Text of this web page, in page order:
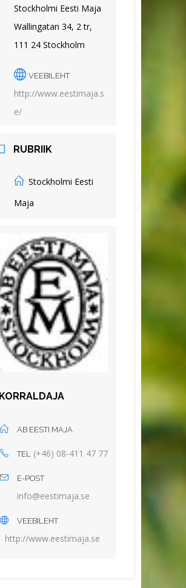
Stockholmi Eesti Maja
Wallingatan 34, 2 tr,
111 24 Stockholm
VEEBILEHT
http://www.eestimaja.s
e/
RUBRIIK
Stockholmi Eesti
Maja
KORRALDAJA
AB EESTI MAJA
TEL (+46) 08-411 47 77
E-POST
es.aj
amits
ee@of
ni
VEEBILEHT
http://www.eestimaja.se